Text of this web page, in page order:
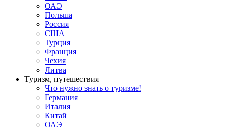
ОАЭ
Польша
Россия
США
Турция
Франция
Чехия
Литва
Туризм, путешествия
Что нужно знать о туризме!
Германия
Италия
Китай
ОАЭ